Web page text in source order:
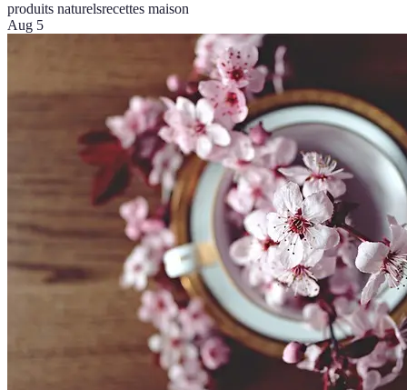
produits naturelsrecettes maison
Aug 5